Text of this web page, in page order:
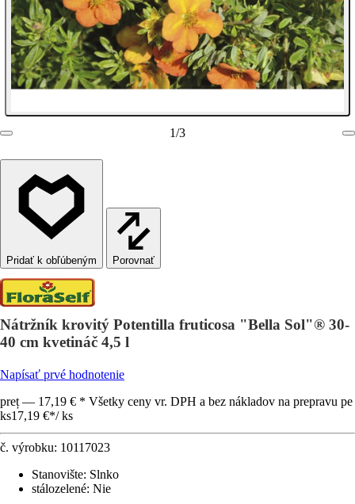
1/3
Porovnať
Nátržník krovitý Potentilla fruticosa "Bella Sol"® 30-
40 cm kvetináč 4,5 l
Napísať prvé hodnotenie
preț — 17,19 € * Všetky ceny vr. DPH a bez nákladov na prepravu pe
ks17,19 €*/ ks
č. výrobku: 10117023
Stanovište: Slnko
stálozelené: Nie